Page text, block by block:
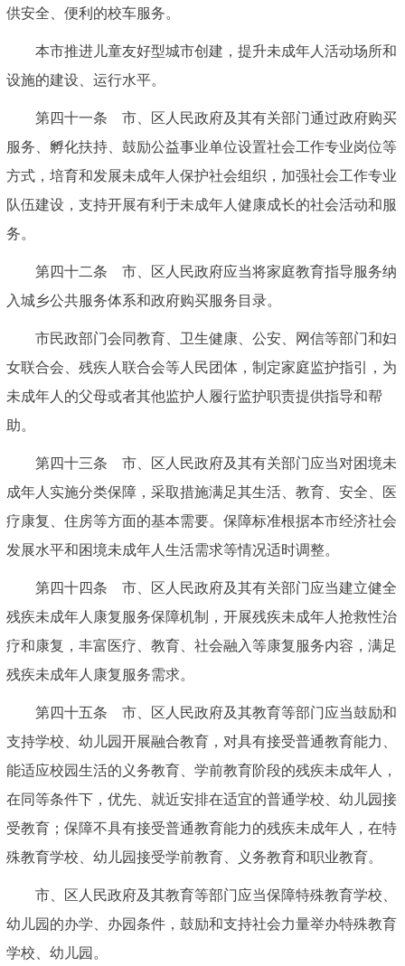
供安全、便利的校车服务。
本市推进儿童友好型城市创建，提升未成年人活动场所和
设施的建设、运行水平。
第四十一条 市、区人民政府及其有关部门通过政府购买
服务、孵化扶持、鼓励公益事业单位设置社会工作专业岗位等
方式，培育和发展未成年人保护社会组织，加强社会工作专业
队伍建设，支持开展有利于未成年人健康成长的社会活动和服
务。
第四十二条 市、区人民政府应当将家庭教育指导服务纳
入城乡公共服务体系和政府购买服务目录。
市民政部门会同教育、卫生健康、公安、网信等部门和妇
女联合会、残疾人联合会等人民团体，制定家庭监护指引，为
未成年人的父母或者其他监护人履行监护职责提供指导和帮
助。
第四十三条 市、区人民政府及其有关部门应当对困境未
成年人实施分类保障，采取措施满足其生活、教育、安全、医
疗康复、住房等方面的基本需要。保障标准根据本市经济社会
发展水平和困境未成年人生活需求等情况适时调整。
第四十四条 市、区人民政府及其有关部门应当建立健全
残疾未成年人康复服务保障机制，开展残疾未成年人抢救性治
疗和康复，丰富医疗、教育、社会融入等康复服务内容，满足
残疾未成年人康复服务需求。
第四十五条 市、区人民政府及其教育等部门应当鼓励和
支持学校、幼儿园开展融合教育，对具有接受普通教育能力、
能适应校园生活的义务教育、学前教育阶段的残疾未成年人，
在同等条件下，优先、就近安排在适宜的普通学校、幼儿园接
受教育；保障不具有接受普通教育能力的残疾未成年人，在特
殊教育学校、幼儿园接受学前教育、义务教育和职业教育。
市、区人民政府及其教育等部门应当保障特殊教育学校、
幼儿园的办学、办园条件，鼓励和支持社会力量举办特殊教育
学校、幼儿园。